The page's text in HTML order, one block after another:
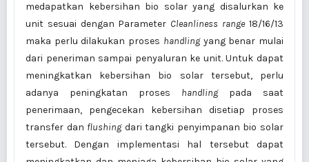
medapatkan kebersihan bio solar yang disalurkan ke
unit sesuai dengan Parameter Cleanliness range18/16/13
maka perlu dilakukan proses handlingyang benar mulai
dari peneriman sampai penyaluran ke unit. Untuk dapat
meningkatkan kebersihan bio solar tersebut, perlu
adanya peningkatan proses handlingpada saat
penerimaan, pengecekan kebersihan disetiap proses
transfer dan flushingdari tangki penyimpanan bio solar
tersebut. Dengan implementasi hal tersebut dapat